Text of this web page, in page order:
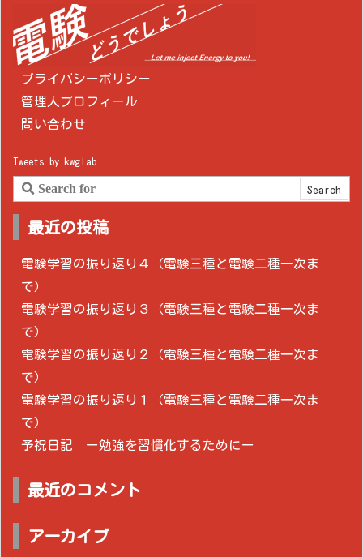
プライバシーポリシー
管理人プロフィール
問い合わせ
Tweets by kwglab
最近の投稿
電験学習の振り返り４（電験三種と電験二種一次ま
で）
電験学習の振り返り３（電験三種と電験二種一次ま
で）
電験学習の振り返り２（電験三種と電験二種一次ま
で）
電験学習の振り返り１（電験三種と電験二種一次ま
で）
予祝日記 ー勉強を習慣化するためにー
最近のコメント
アーカイブ